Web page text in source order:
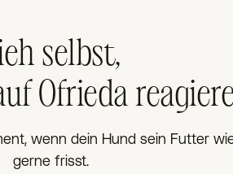
selbst,
Ofrieda
wenn dein Hund sein Futter
gerne frisst.